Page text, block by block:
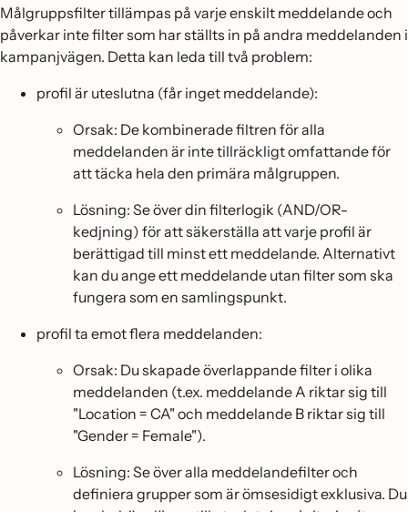
Målgruppsfilter tillämpas på varje enskilt meddelande och
påverkar inte filter som har ställts in på andra meddelanden i
kampanjvägen. Detta kan leda till två problem:
profil är uteslutna (får inget meddelande):
Orsak: De kombinerade filtren för alla
meddelanden är inte tillräckligt omfattande för
att täcka hela den primära målgruppen.
Lösning: Se över din filterlogik (AND/OR-
kedjning) för att säkerställa att varje profil är
berättigad till minst ett meddelande. Alternativt
kan du ange ett meddelande utan filter som ska
fungera som en samlingspunkt.
profil ta emot flera meddelanden:
Orsak: Du skapade överlappande filter i olika
meddelanden (t.ex. meddelande A riktar sig till
"Location = CA" och meddelande B riktar sig till
"Gender = Female").
Lösning: Se över alla meddelandefilter och
definiera grupper som är ömsesidigt exklusiva. Du